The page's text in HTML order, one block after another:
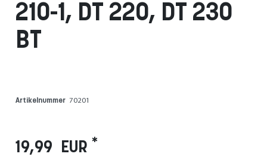
210-1, DT 220, DT 230
BT
Artikelnummer70201
19,99 EUR *